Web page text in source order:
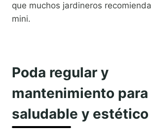
que muchos jardineros
mini.
Poda regular y
mantenimiento para
saludable y estético